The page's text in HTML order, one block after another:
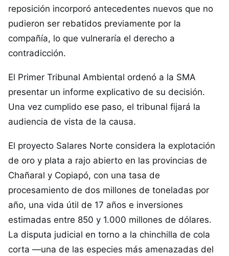
reposición incorporó antecedentes nuevos que no
pudieron ser rebatidos previamente por la
compañía, lo que vulneraría el derecho a
contradicción.
El Primer Tribunal Ambiental ordenó a la SMA
presentar un informe explicativo de su decisión.
Una vez cumplido ese paso, el tribunal fijará la
audiencia de vista de la causa.
El proyecto Salares Norte considera la explotación
de oro y plata a rajo abierto en las provincias de
Chañaral y Copiapó, con una tasa de
procesamiento de dos millones de toneladas por
año, una vida útil de 17 años e inversiones
estimadas entre 850 y 1.000 millones de dólares.
La disputa judicial en torno a la chinchilla de cola
corta —una de las especies más amenazadas del